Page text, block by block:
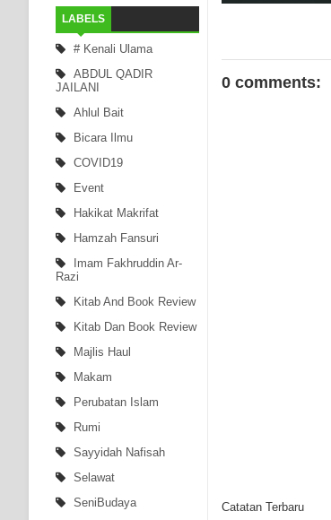
LABELS
# Kenali Ulama
ABDUL QADIR
JAILANI
Ahlul Bait
Bicara Ilmu
COVID19
Event
Hakikat Makrifat
Hamzah Fansuri
Imam Fakhruddin Ar-
Razi
Kitab And Book Review
Kitab Dan Book Review
Majlis Haul
Makam
Perubatan Islam
Rumi
Sayyidah Nafisah
Selawat
SeniBudaya
0 comments:
Catatan Terbaru